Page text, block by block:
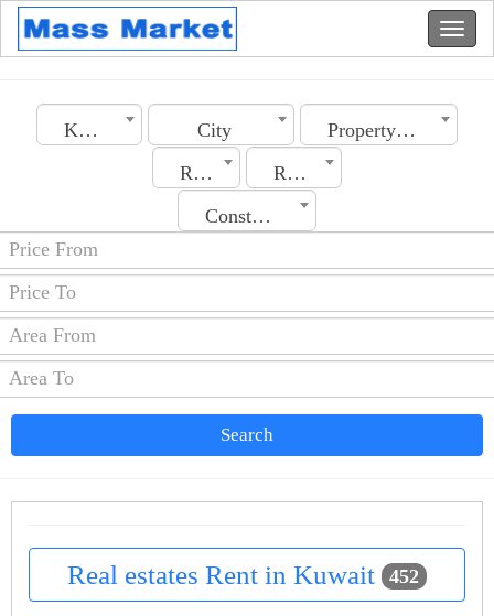
Kuwait City
Property Type
Rent
Rooms No.
Construction Date
Search
Real estates Rent in Kuwait 452